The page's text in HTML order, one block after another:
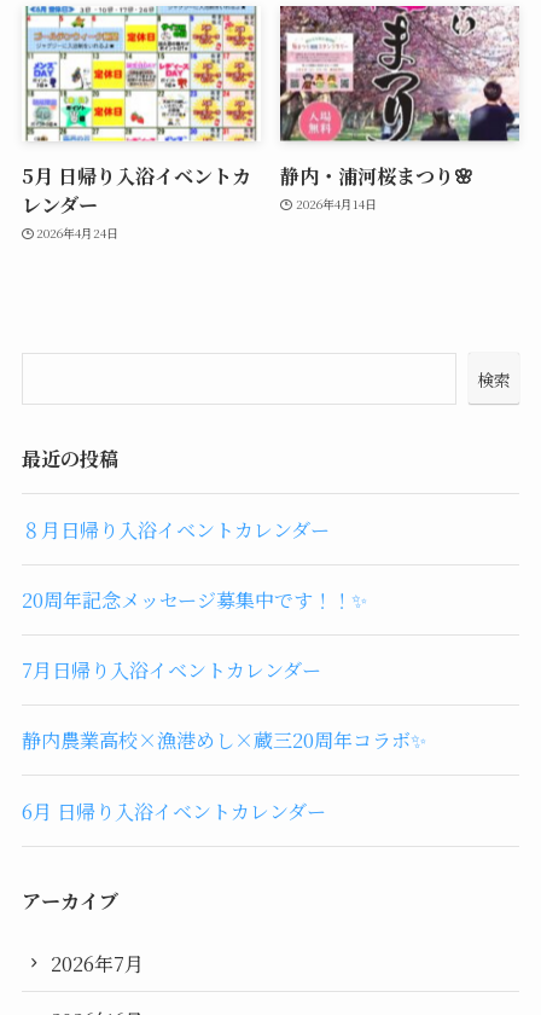
5月 日帰り入浴イベントカ
レンダー
2026年4月24日
静内・浦河桜まつり🌸
2026年4月14日
検索
最近の投稿
８月日帰り入浴イベントカレンダー
20周年記念メッセージ募集中です！！✨
7月日帰り入浴イベントカレンダー
静内農業高校×漁港めし×蔵三20周年コラボ✨
6月 日帰り入浴イベントカレンダー
アーカイブ
2026年7月